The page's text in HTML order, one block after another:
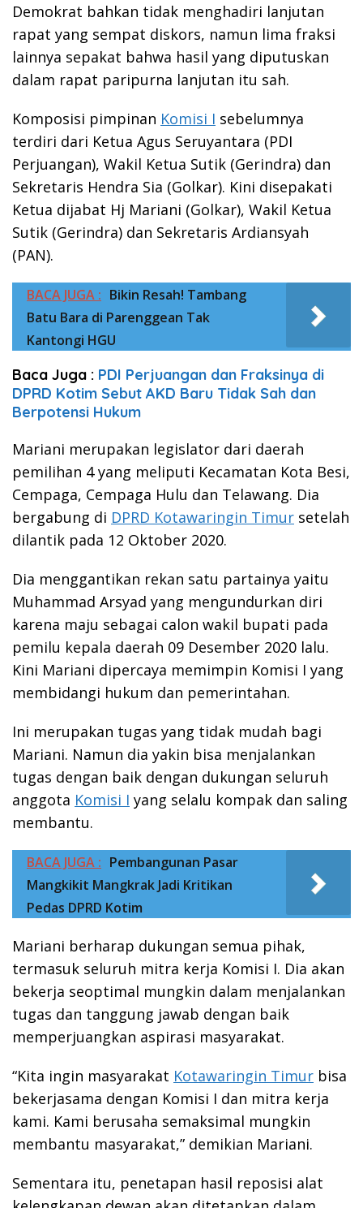
Demokrat bahkan tidak menghadiri lanjutan
rapat yang sempat diskors, namun lima fraksi
lainnya sepakat bahwa hasil yang diputuskan
dalam rapat paripurna lanjutan itu sah.
Komposisi pimpinan Komisi I sebelumnya
terdiri dari Ketua Agus Seruyantara (PDI
Perjuangan), Wakil Ketua Sutik (Gerindra) dan
Sekretaris Hendra Sia (Golkar). Kini disepakati
Ketua dijabat Hj Mariani (Golkar), Wakil Ketua
Sutik (Gerindra) dan Sekretaris Ardiansyah
(PAN).
BACA JUGA : Bikin Resah! Tambang
Batu Bara di Parenggean Tak
Kantongi HGU
Baca Juga : PDI Perjuangan dan Fraksinya di
DPRD Kotim Sebut AKD Baru Tidak Sah dan
Berpotensi Hukum
Mariani merupakan legislator dari daerah
pemilihan 4 yang meliputi Kecamatan Kota Besi,
Cempaga, Cempaga Hulu dan Telawang. Dia
bergabung di DPRD Kotawaringin Timur setelah
dilantik pada 12 Oktober 2020.
Dia menggantikan rekan satu partainya yaitu
Muhammad Arsyad yang mengundurkan diri
karena maju sebagai calon wakil bupati pada
pemilu kepala daerah 09 Desember 2020 lalu.
Kini Mariani dipercaya memimpin Komisi I yang
membidangi hukum dan pemerintahan.
Ini merupakan tugas yang tidak mudah bagi
Mariani. Namun dia yakin bisa menjalankan
tugas dengan baik dengan dukungan seluruh
anggota Komisi I yang selalu kompak dan saling
membantu.
BACA JUGA : Pembangunan Pasar
Mangkikit Mangkrak Jadi Kritikan
Pedas DPRD Kotim
Mariani berharap dukungan semua pihak,
termasuk seluruh mitra kerja Komisi I. Dia akan
bekerja seoptimal mungkin dalam menjalankan
tugas dan tanggung jawab dengan baik
memperjuangkan aspirasi masyarakat.
“Kita ingin masyarakat Kotawaringin Timur bisa
bekerjasama dengan Komisi I dan mitra kerja
kami. Kami berusaha semaksimal mungkin
membantu masyarakat,” demikian Mariani.
Sementara itu, penetapan hasil reposisi alat